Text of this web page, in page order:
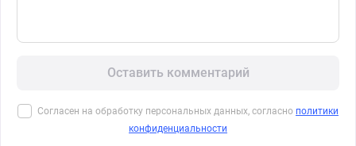
Оставить комментарий
Согласен на обработку персональных данных, согласно политики
конфиденциальности